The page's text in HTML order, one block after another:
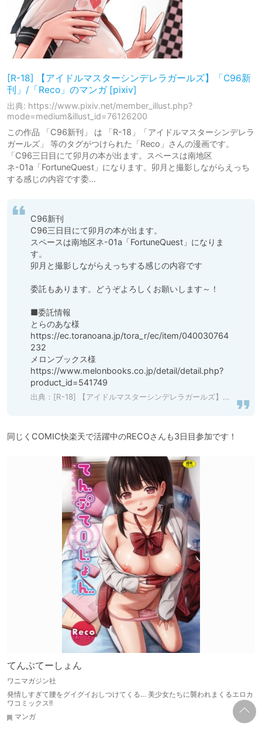
[R-18] 【アイドルマスターシンデレラガールズ】「C96新
刊」/「Reco」のマンガ [pixiv]
出典: https://www.pixiv.net/member_illust.php?
mode=medium&illust_id=76126200
この作品 「C96新刊」 は 「R-18」「アイドルマスターシンデレラ
ガールズ」 等のタグがつけられた「Reco」さんの漫画です。
「C96三日目にて卯月の本が出ます。スペースは南地区
ネ-01a「FortuneQuest」になります。卯月と撮影しながらえっち
する感じの内容です委…
C96新刊
C96三日目にて卯月の本が出ます。
スペースは南地区ネ-01a「FortuneQuest」になりま
す。
卯月と撮影しながらえっちする感じの内容です
委託もあります。どうぞよろしくお願いします～！
■委託情報
とらのあな様
https://ec.toranoana.jp/tora_r/ec/item/040030764
232
メロンブックス様
https://www.melonbooks.co.jp/detail/detail.php?
product_id=541749
出典： [R-18] 【アイドルマスターシンデレラガールズ】「C96新刊」/「Reco」のマンガ [pixiv]
てんぷてーしょん
ワニマガジン社
発情しすぎて腰をグイグイおしつけてくる… 美少女たちに襲われまくるエロカ
ワコミックス!!
マンガ